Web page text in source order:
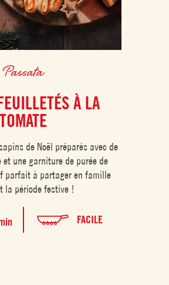
Passata
À LA
TOMATE
de Noël préparés avec de
une garniture de purée de
parfait à partager en famille
la période festive !
FACILE